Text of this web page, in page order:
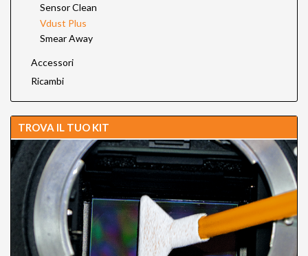
Sensor Clean
Vdust Plus
Smear Away
Accessori
Ricambi
TROVA IL TUO KIT